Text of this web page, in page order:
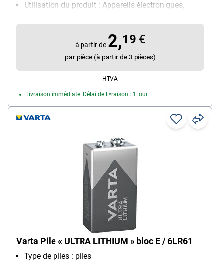
Utilisation du produit : Appareils électroniques,
microphones, balances électroniques
Contenu par paquet : 1 pièce(s)
à partir de 2,19 €
par pièce (à partir de 3 pièces)
HTVA
Livraison immédiate. Délai de livraison : 1 jour
Varta Pile « ULTRA LITHIUM » bloc E / 6LR61
Type de piles : piles